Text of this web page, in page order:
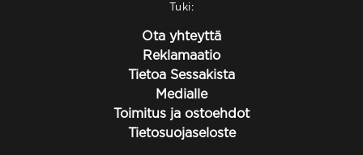
Tuki:
Ota yhteyttä
Reklamaatio
Tietoa Sessakista
Medialle
Toimitus ja ostoehdot
Tietosuojaseloste